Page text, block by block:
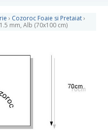
RECUPEREAZA PAROLA
› Cozoroc Foaie si Pretaiat›
mm, Alb (70x100 cm)